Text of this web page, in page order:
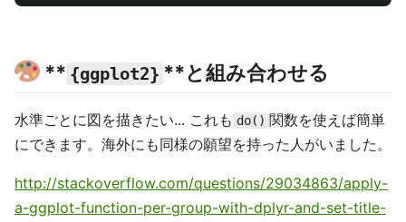
** {ggplot2} **と組み合わせる
水準ごとに図を描きたい... これも do() 関数を使えば簡単
にできます。海外にも同様の願望を持った人がいました。
http://stackoverflow.com/questions/29034863/apply-
a-ggplot-function-per-group-with-dplyr-and-set-title-